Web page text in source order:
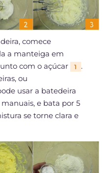
comece
a manteiga em
com o açúcar
1
.
ou
usar a batedeira
e bata por 5
se torne clara e